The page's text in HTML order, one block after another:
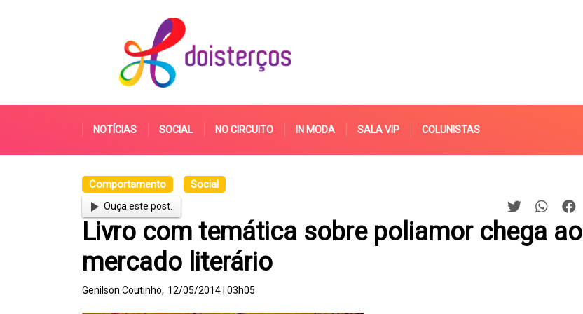
NOTÍCIAS SOCIAL NO CIRCUITO IN MODA SALA VIP COLUNISTAS
Comportamento Social
Ouça este post.
Livro com temática sobre poliamor chega ao
mercado literário
Genilson Coutinho, 12/05/2014 | 03h05